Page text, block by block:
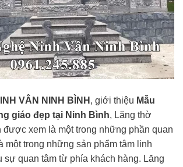
VÂN NINH BÌNH , giới thiệu Mẫu
giáo đẹp tại Ninh Bình, Lăng thờ
được xem là một trong những phần quan
một trong những sản phẩm tâm linh
sự quan tâm từ phía khách hàng. Lăng